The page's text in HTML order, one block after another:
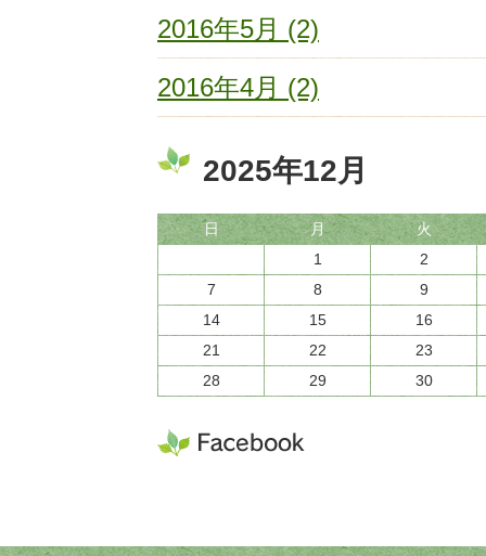
2016年5月 (2)
2016年4月 (2)
2025年12月
日 月
火
1
2
7
8
9
14
15
16
21
22
23
28
29 30